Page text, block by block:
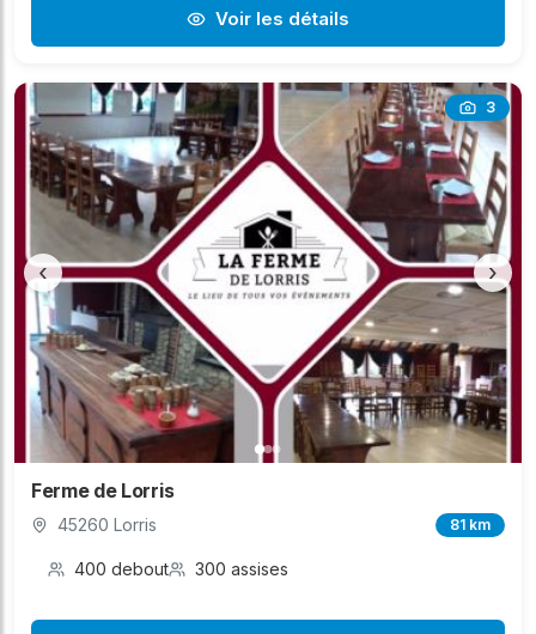
Voir les détails
3
‹ ›
Ferme de Lorris
45260 Lorris 81 km
400 debout 300 assises